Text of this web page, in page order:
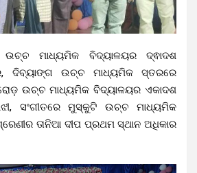
ଉଚ୍ଚ ମାଧ୍ୟମିକ ବିଦ୍ୟାଳୟର ଦ୍ଵାଦଶ
ଦିବ୍ୟାଙ୍ଗ ଉଚ୍ଚ ମାଧ୍ୟମିକ ସ୍ତରରେ
ଉଚ୍ଚ ମାଧ୍ୟମିକ ବିଦ୍ୟାଳୟର ଏକାଦଶ
ସଂଗୀତରେ ମୁସ୍କୁଟି ଉଚ୍ଚ ମାଧ୍ୟମିକ
ତାନିଆ ଦୀପ ପ୍ରଥମ ସ୍ଥାନ ଅଧିକାର